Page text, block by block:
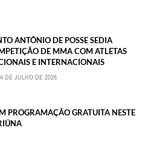
ANTÔNIO DE POSSE SEDIA
DE MMA COM ATLETAS
E INTERNACIONAIS
DE JULHO DE 2026
PROGRAMAÇÃO GRATUITA NESTE